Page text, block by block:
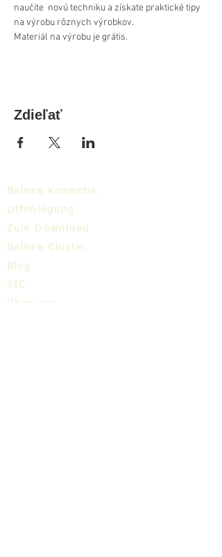
naučíte  novú techniku a získate praktické tipy
na výrobu rôznych výrobkov.
Materiál na výrobu je grátis.
Zdieľať
Balnea Kosmetik
Offenlegung
Zum Download
Balnea-Cluster
Blog
TIC
Über uns